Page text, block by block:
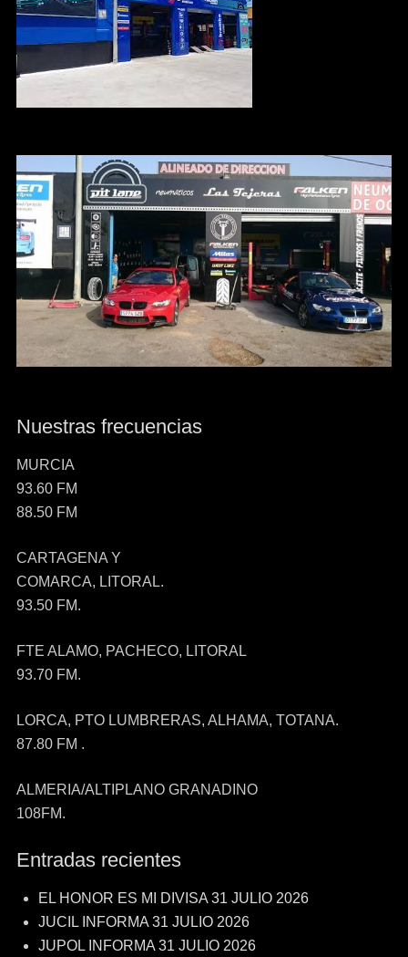
Nuestras frecuencias
MURCIA
93.60 FM
88.50 FM
CARTAGENA Y
COMARCA, LITORAL.
93.50 FM.
FTE ALAMO, PACHECO, LITORAL
93.70 FM.
LORCA, PTO LUMBRERAS, ALHAMA, TOTANA.
87.80 FM .
ALMERIA/ALTIPLANO GRANADINO
108FM.
Entradas recientes
EL HONOR ES MI DIVISA 31 JULIO 2026
JUCIL INFORMA 31 JULIO 2026
JUPOL INFORMA 31 JULIO 2026